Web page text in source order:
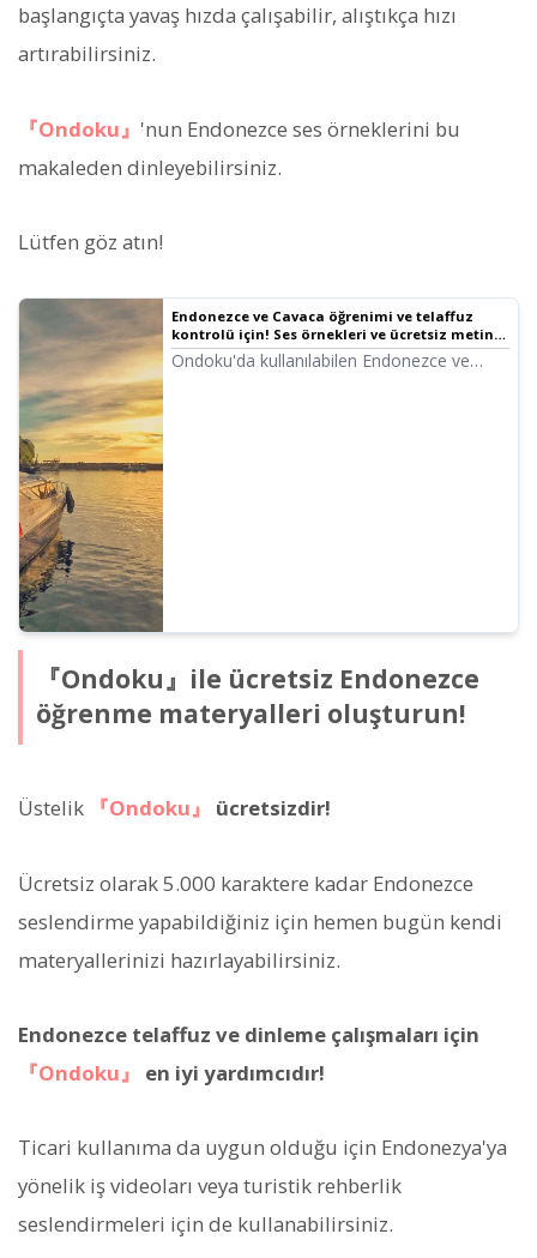
başlangıçta yavaş hızda çalışabilir, alıştıkça hızı
artırabilirsiniz.
『Ondoku』 'nun Endonezce ses örneklerini bu
makaleden dinleyebilirsiniz.
Lütfen göz atın!
Endonezce ve Cavaca öğrenimi ve telaffuz
kontrolü için! Ses örnekleri ve ücretsiz metin
seslendirme "Ondoku" kullanımı | Metin
Seslendirme Yazılımı Ondoku
Ondoku'da kullanılabilen Endonezce ve
『Ondoku』ile ücretsiz Endonezce
öğrenme materyalleri oluşturun!
Üstelik 『Ondoku』 ücretsizdir!
Ücretsiz olarak 5.000 karaktere kadar Endonezce
seslendirme yapabildiğiniz için hemen bugün kendi
materyallerinizi hazırlayabilirsiniz.
Endonezce telaffuz ve dinleme çalışmaları için
『Ondoku』
en iyi yardımcıdır!
Ticari kullanıma da uygun olduğu için Endonezya'ya
yönelik iş videoları veya turistik rehberlik
seslendirmeleri için de kullanabilirsiniz.